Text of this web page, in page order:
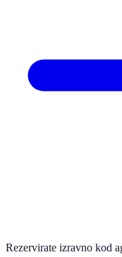
Rezervirate izravno kod